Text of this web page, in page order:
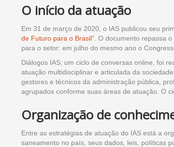
O início da atuação
Em 31 de março de 2020, o IAS publicou seu
de Futuro para o Brasil” . O documento repassa
para o setor: em julho do mesmo ano o
Diálogos IAS, um ciclo de conversas online, foi
atuação multidisciplinar e articulada da
gestores e técnicos da administração pública,
agrupados conforme suas áreas de atuação. O
Organização de
Entre as estratégias de atuação do IAS está a
saneamento no país, seus dados, leis, políticas